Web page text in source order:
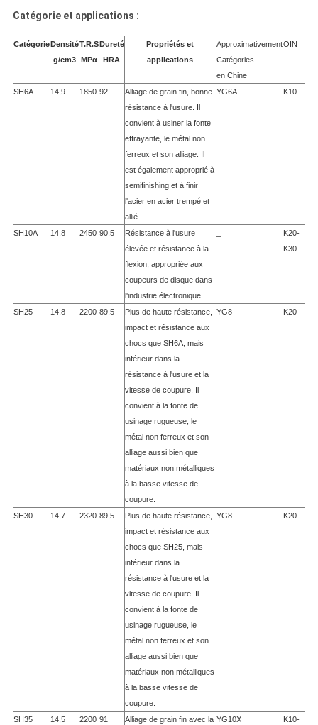
Catégorie et applications :
Catégorie Densité
g/cm3
T.R.S
MPα
Dureté
HRA
Propriétés et
applications
Approximativement
Catégories
en Chine
OIN
SH6A 14,9 1850 92
Alliage de grain fin, bonne
résistance à l'usure. Il
convient à usiner la fonte
effrayante, le métal non
ferreux et son alliage. Il
est également approprié à
semifinishing et à finir
l'acier en acier trempé et
allié.
YG6A K10
SH10A 14,8 2450 90,5
Résistance à l'usure
élevée et résistance à la
flexion, appropriée aux
coupeurs de disque dans
l'industrie électronique.
K20-
K30
SH25 14,8 2200 89,5
Plus de haute résistance,
impact et résistance aux
chocs que SH6A, mais
inférieur dans la
résistance à l'usure et la
vitesse de coupure. Il
convient à la fonte de
usinage rugueuse, le
métal non ferreux et son
alliage aussi bien que
matériaux non métalliques
à la basse vitesse de
coupure.
YG8 K20
SH30 14,7 2320 89,5
Plus de haute résistance,
impact et résistance aux
chocs que SH25, mais
inférieur dans la
résistance à l'usure et la
vitesse de coupure. Il
convient à la fonte de
usinage rugueuse, le
métal non ferreux et son
alliage aussi bien que
matériaux non métalliques
à la basse vitesse de
coupure.
YG8 K20
SH35 14,5 2200 91
Alliage de grain fin avec la YG10X
K10-